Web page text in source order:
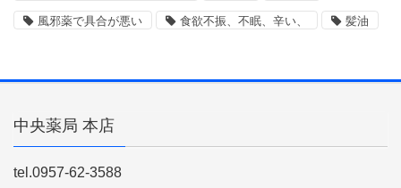
風邪薬で具合が悪い 食欲不振、不眠、辛い、 髪油
中央薬局 本店
tel.0957-62-3588